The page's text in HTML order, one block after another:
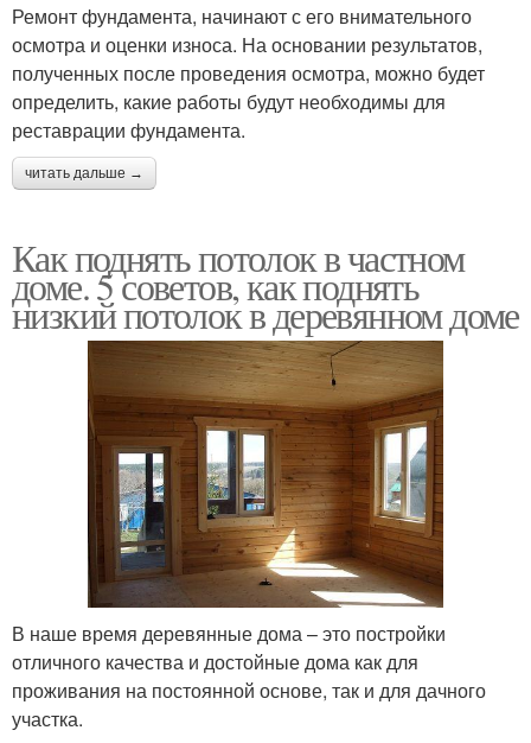
Ремонт фундамента, начинают с его внимательного
осмотра и оценки износа. На основании результатов,
полученных после проведения осмотра, можно будет
определить, какие работы будут необходимы для
реставрации фундамента.
читать дальше →
Как поднять потолок в частном
доме. 5 советов, как поднять
низкий потолок в деревянном доме
В наше время деревянные дома – это постройки
отличного качества и достойные дома как для
проживания на постоянной основе, так и для дачного
участка.